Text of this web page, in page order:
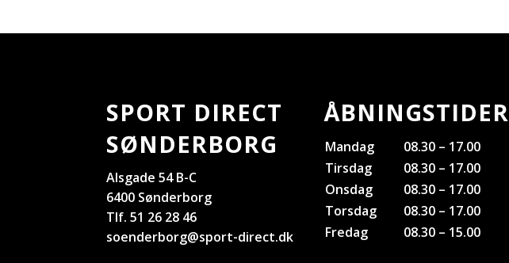
SPORT DIRECT
SØNDERBORG
Alsgade 54 B-C
6400 Sønderborg
Tlf. 51 26 28 46
soenderborg@sport-direct.dk
ÅBNINGSTIDER
Mandag
08.30 – 17.00
Tirsdag
08.30 – 17.00
Onsdag
08.30 – 17.00
Torsdag
08.30 – 17.00
Fredag
08.30 – 15.00